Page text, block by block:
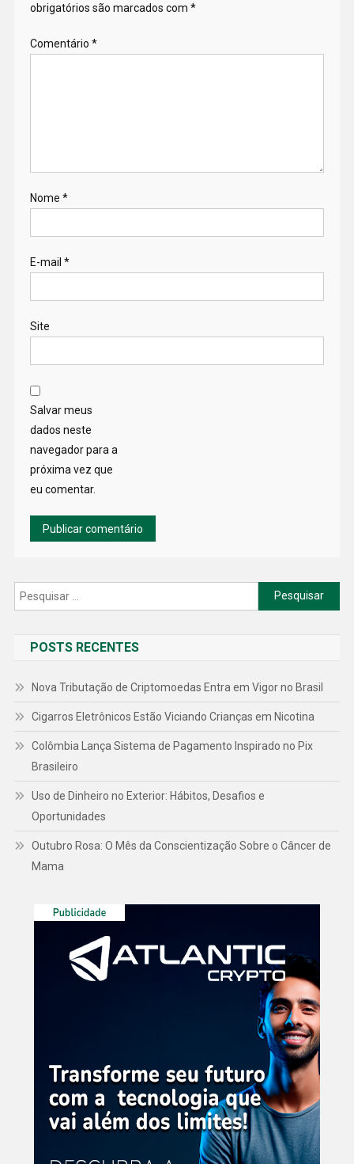
obrigatórios são marcados com *
Comentário *
Nome *
E-mail *
Site
Salvar meus
dados neste
navegador para a
próxima vez que
eu comentar.
Pesquisar
por:
POSTS RECENTES
Nova Tributação de Criptomoedas Entra em Vigor no Brasil
Cigarros Eletrônicos Estão Viciando Crianças em Nicotina
Colômbia Lança Sistema de Pagamento Inspirado no Pix
Brasileiro
Uso de Dinheiro no Exterior: Hábitos, Desafios e
Oportunidades
Outubro Rosa: O Mês da Conscientização Sobre o Câncer de
Mama